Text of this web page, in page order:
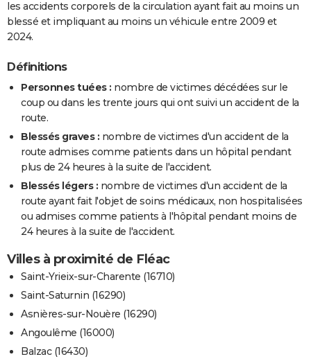
les accidents corporels de la circulation ayant fait au moins un
blessé et impliquant au moins un véhicule entre 2009 et
2024.
Définitions
Personnes tuées : nombre de victimes décédées sur le
coup ou dans les trente jours qui ont suivi un accident de la
route.
Blessés graves : nombre de victimes d'un accident de la
route admises comme patients dans un hôpital pendant
plus de 24 heures à la suite de l'accident.
Blessés légers : nombre de victimes d'un accident de la
route ayant fait l'objet de soins médicaux, non hospitalisées
ou admises comme patients à l'hôpital pendant moins de
24 heures à la suite de l'accident.
Villes à proximité de Fléac
Saint-Yrieix-sur-Charente (16710)
Saint-Saturnin (16290)
Asnières-sur-Nouère (16290)
Angoulême (16000)
Balzac (16430)